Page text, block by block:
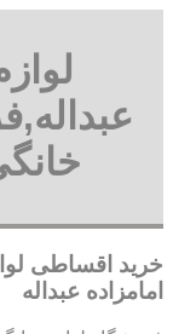
خرید اقساطی
امامزاده عبداله